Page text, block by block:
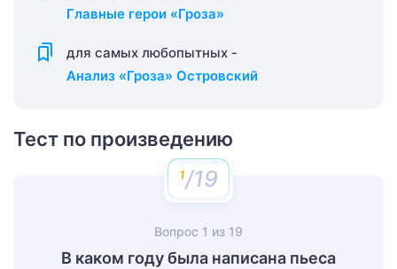
Главные герои «Гроза»
для самых любопытных -
Анализ «Гроза» Островский
Тест по произведению
/19
Вопрос 1 из 19
В каком году была написана пьеса